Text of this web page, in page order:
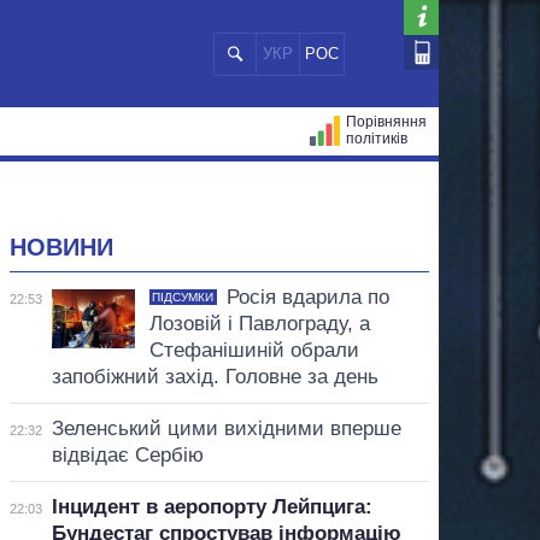
УКР РОС
Порівняння
політиків
НОВИНИ
22:53 ПІДСУМКИ
Росія вдарила по
Лозовій і Павлограду, а
Стефанішиній обрали
запобіжний захід. Головне за день
22:32
Зеленський цими вихідними вперше
відвідає Сербію
22:03
Інцидент в аеропорту Лейпцига:
Бундестаг спростував інформацію